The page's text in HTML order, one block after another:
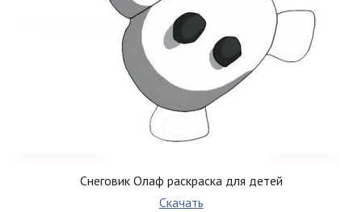
Снеговик Олаф раскраска для детей
Скачать